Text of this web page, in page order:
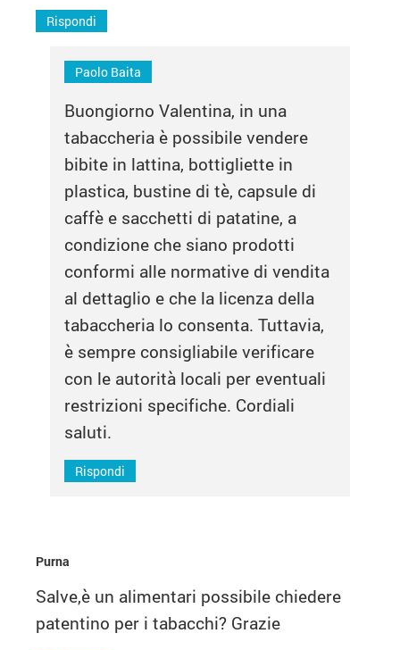
Rispondi
Paolo Baita
Buongiorno Valentina, in una
tabaccheria è possibile vendere
bibite in lattina, bottigliette in
plastica, bustine di tè, capsule di
caffè e sacchetti di patatine, a
condizione che siano prodotti
conformi alle normative di vendita
al dettaglio e che la licenza della
tabaccheria lo consenta. Tuttavia,
è sempre consigliabile verificare
con le autorità locali per eventuali
restrizioni specifiche. Cordiali
saluti.
Rispondi
Purna
Salve,è un alimentari possibile chiedere
patentino per i tabacchi? Grazie